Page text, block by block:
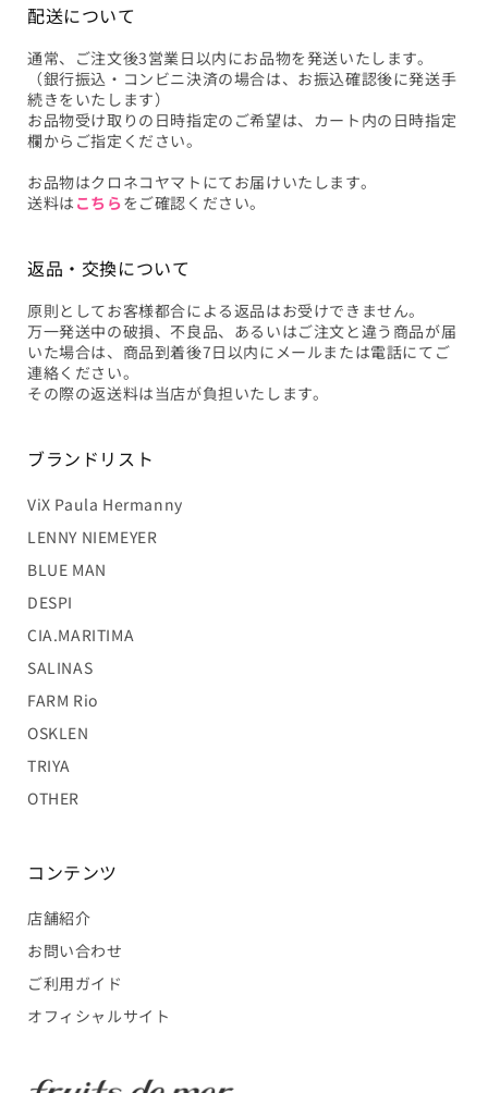
配送について
通常、ご注文後3営業日以内にお品物を発送いたします。
（銀行振込・コンビニ決済の場合は、お振込確認後に発送手
続きをいたします）
お品物受け取りの日時指定のご希望は、カート内の日時指定
欄からご指定ください。
お品物はクロネコヤマトにてお届けいたします。
送料は こちらをご確認ください。
返品・交換について
原則としてお客様都合による返品はお受けできません。
万一発送中の破損、不良品、あるいはご注文と違う商品が届
いた場合は、商品到着後7日以内にメールまたは電話にてご
連絡ください。
その際の返送料は当店が負担いたします。
ブランドリスト
ViX Paula Hermanny
LENNY NIEMEYER
BLUE MAN
DESPI
CIA.MARITIMA
SALINAS
FARM Rio
OSKLEN
TRIYA
OTHER
コンテンツ
店舗紹介
お問い合わせ
ご利用ガイド
オフィシャルサイト